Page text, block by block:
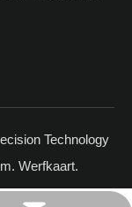
Technology
. Werfkaart.